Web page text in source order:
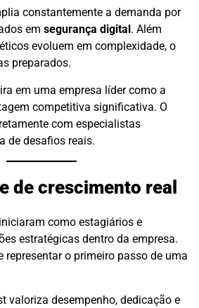
constantemente a demanda por
em segurança digital. Além
evoluem em complexidade, o
preparados.
em uma empresa líder como a
competitiva significativa. O
com especialistas
de desafios reais.
de crescimento real
como estagiários e
estratégicas dentro da empresa.
representar o primeiro passo de uma
valoriza desempenho, dedicação e